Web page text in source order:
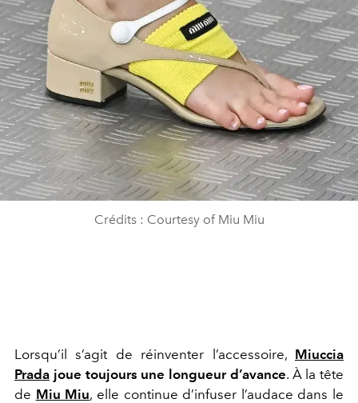
Crédits : Courtesy of Miu Miu
Lorsqu’il s’agit de réinventer l’accessoire, Miuccia
Prada joue toujours une longueur d’avance. À la tête
de Miu Miu, elle continue d’infuser l’audace dans le